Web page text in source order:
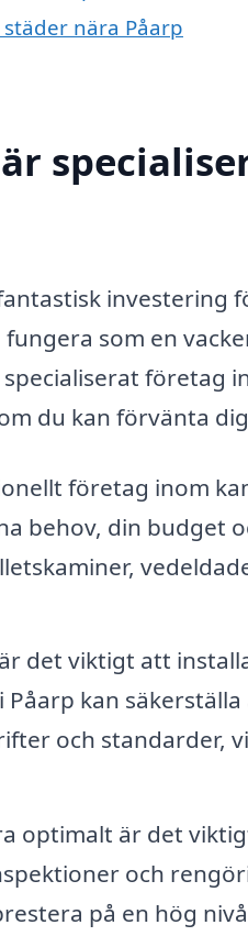
nära Påarp
investering
som en
företag
du kan förvänta
företag inom
behov, din budget
det viktigt att
kan
och standarder,
optimalt är det
och
på en hög